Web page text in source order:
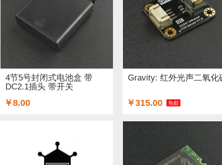
4节5号封闭式电池盒 带
DC2.1插头 带开关
￥8.00
Gravity: 红外光声二氧化
￥315.00 免邮